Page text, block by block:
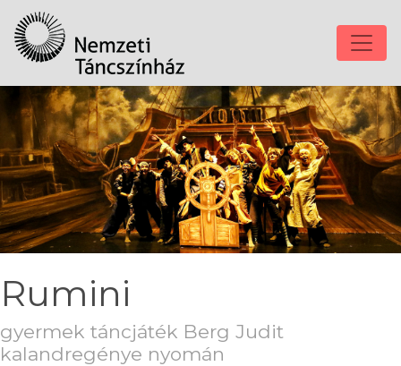
Rumini
gyermek táncjáték Berg Judit
kalandregénye nyomán